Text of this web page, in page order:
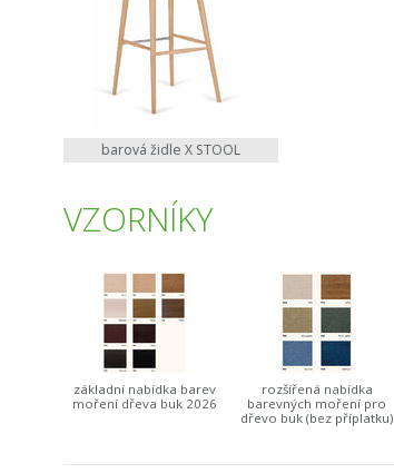
barová židle X STOOL
VZORNÍKY
základní nabídka barev
moření dřeva buk 2026
rozšířená nabídka
barevných moření pro
dřevo buk (bez příplatku)